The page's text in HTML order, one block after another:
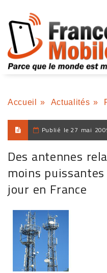
Accueil » Actualités »
Publié le 27 mai
Des antennes
moins
jour en France